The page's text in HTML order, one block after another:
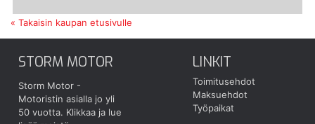
« Takaisin kaupan etusivulle
STORM MOTOR
Storm Motor -
Motoristin asialla jo yli
50 vuotta. Klikkaa ja lue
LINKIT
Toimitusehdot
Maksuehdot
Työpaikat